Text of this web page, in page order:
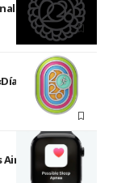
del Yoga 2026
Mundial del
llegan a